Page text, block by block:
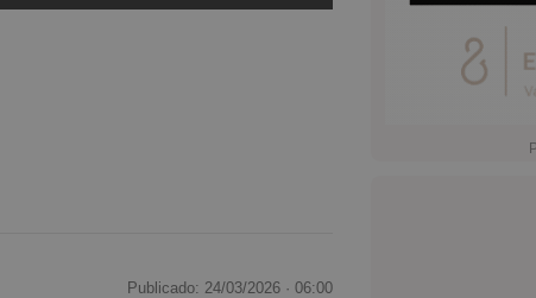
Publicado: 24/03/2026 · 06:00